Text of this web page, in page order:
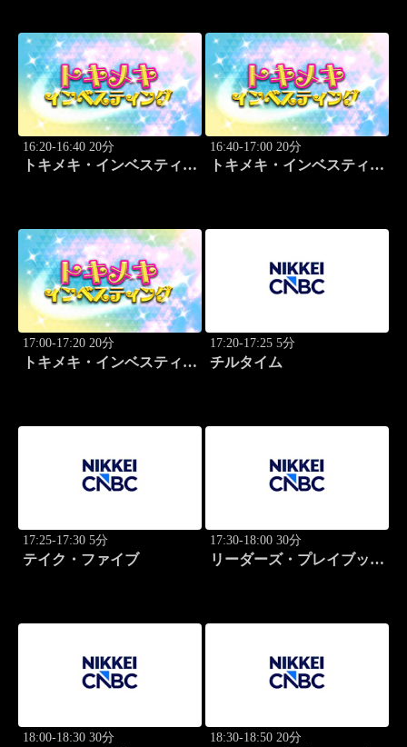
16:20-16:40 20分
トキメキ・インベスティン
16:40-17:00 20分
トキメキ・インベスティン
17:00-17:20 20分
トキメキ・インベスティン
17:20-17:25 5分
チルタイム
17:25-17:30 5分
テイク・ファイブ
17:30-18:00 30分
リーダーズ・プレイブック
18:00-18:30 30分 18:30-18:50 20分